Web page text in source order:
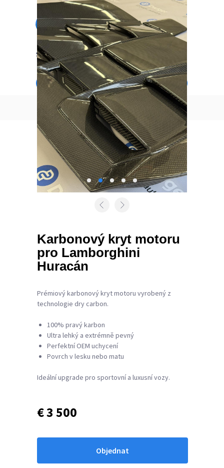
Služby Kontakty
Blog
Katalog
EN RU
| | DE
|
Zpět na katalog
Karbonový kryt motoru
pro Lamborghini
Huracán
€ 3 500
Objednat
Prémiový karbonový kryt motoru vyrobený z
technologie dry carbon.
100% pravý karbon
Ultra lehký a extrémně pevný
Perfektní OEM uchycení
Povrch v lesku nebo matu
Ideální upgrade pro sportovní a luxusní vozy.